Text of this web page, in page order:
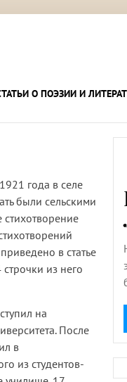
О ПОЭЗИИ И
года в селе
были сельскими
стихотворение
в статье
из него
на
После
в
из студентов-